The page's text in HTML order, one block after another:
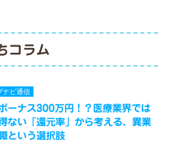
コラム
ナビ通信
ーナス300万円！？医療業界では
ない「還元率」から考える、異業
という選択肢